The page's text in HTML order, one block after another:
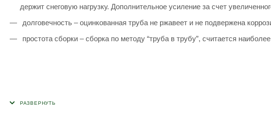
держит снеговую нагрузку. Дополнительное усиление за счет
долговечность – оцинкованная труба не ржавеет и не подвержена
простота сборки – сборка по методу “труба в трубу”, считается